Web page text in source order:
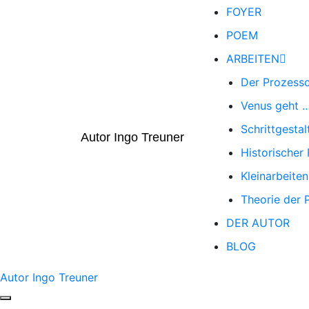
Autor Ingo Treuner
FOYER
POEM
ARBEITEN
Der
Venus geht
Historischer
Kleinarbeiten
Theorie der
DER AUTOR
BLOG
Autor Ingo Treuner